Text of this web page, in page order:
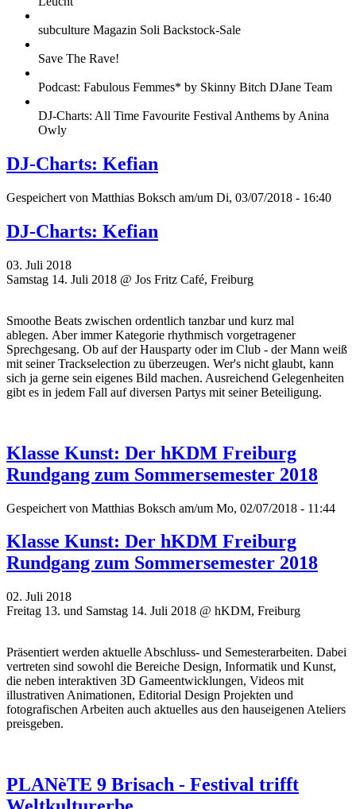
subculture Magazin Soli Backstock-Sale
Save The Rave!
Podcast: Fabulous Femmes* by Skinny Bitch DJane Team
DJ-Charts: All Time Favourite Festival Anthems by Anina
Owly
DJ-Charts: Kefian
Gespeichert von Matthias Boksch am/um Di, 03/07/2018 - 16:40
DJ-Charts: Kefian
03. Juli 2018
Samstag 14. Juli 2018 @ Jos Fritz Café, Freiburg
Smoothe Beats zwischen ordentlich tanzbar und kurz mal
ablegen. Aber immer Kategorie rhythmisch vorgetragener
Sprechgesang. Ob auf der Hausparty oder im Club - der Mann weiß
mit seiner Trackselection zu überzeugen. Wer's nicht glaubt, kann
sich ja gerne sein eigenes Bild machen. Ausreichend Gelegenheiten
gibt es in jedem Fall auf diversen Partys mit seiner Beteiligung.
Klasse Kunst: Der hKDM Freiburg
Rundgang zum Sommersemester 2018
Gespeichert von Matthias Boksch am/um Mo, 02/07/2018 - 11:44
Klasse Kunst: Der hKDM Freiburg
Rundgang zum Sommersemester 2018
02. Juli 2018
Freitag 13. und Samstag 14. Juli 2018 @ hKDM, Freiburg
Präsentiert werden aktuelle Abschluss- und Semesterarbeiten. Dabei
vertreten sind sowohl die Bereiche Design, Informatik und Kunst,
die neben interaktiven 3D Gameentwicklungen, Videos mit
illustrativen Animationen, Editorial Design Projekten und
fotografischen Arbeiten auch aktuelles aus den hauseigenen Ateliers
preisgeben.
PLANèTE 9 Brisach - Festival trifft